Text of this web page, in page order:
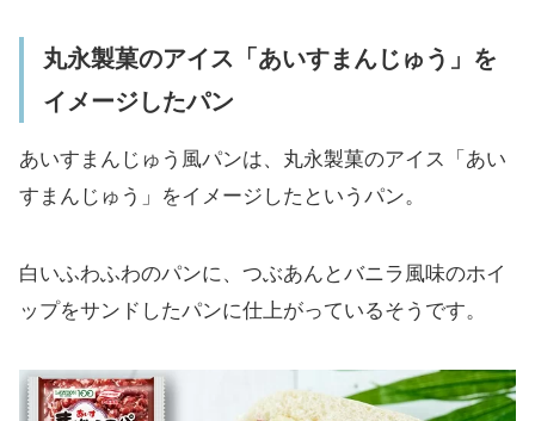
丸永製菓のアイス「あいすまんじゅ
う」をイメージしたパン
丸永製菓のアイス「白くま」をイメ
ージした蒸しパン
協同乳業のアイス「ホームランバ
丸永製菓のアイス「あいすまんじゅう」を
イメージしたパン
あいすまんじゅう風パンは、丸永製菓のアイス「あい
すまんじゅう」をイメージしたというパン。
白いふわふわのパンに、つぶあんとバニラ風味のホイ
ップをサンドしたパンに仕上がっているそうです。